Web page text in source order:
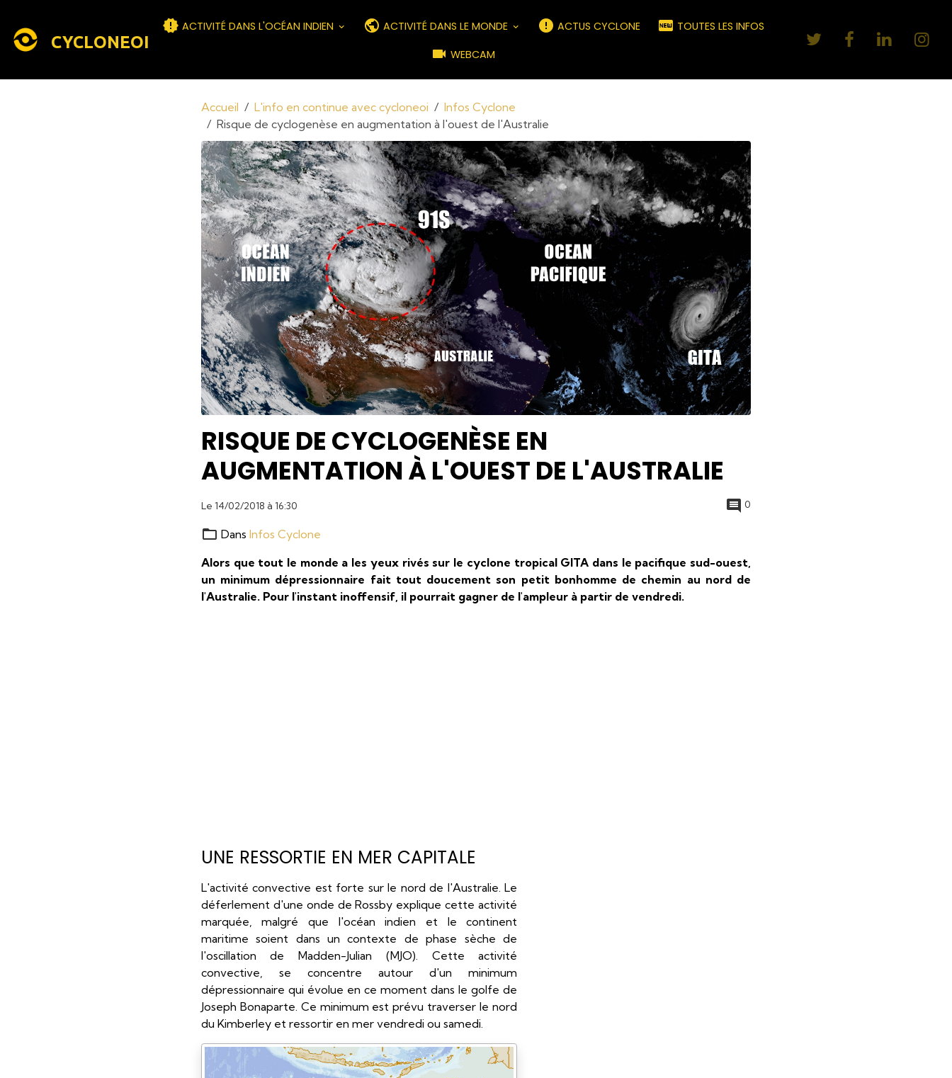
CYCLONEOI
ACTIVITÉ DANS L'OCÉAN INDIEN ACTIVITÉ DANS LE MONDE ACTUS CYCLONE
TOUTES LES INFOS
WEBCAM
Accueil L'info en continue avec cycloneoi
Infos Cyclone
Risque de cyclogenèse en augmentation à l'ouest de l'Australie
RISQUE DE CYCLOGENÈSE EN
AUGMENTATION À L'OUEST DE L'AUSTRALIE
Le 14/02/2018 à 16:30 0
Dans Infos Cyclone
Alors que tout le monde a les yeux rivés sur le cyclone tropical GITA dans le pacifique sud-ouest,
un minimum dépressionnaire fait tout doucement son petit bonhomme de chemin au nord de
l'Australie. Pour l'instant inoffensif, il pourrait gagner de l'ampleur à partir de vendredi.
UNE RESSORTIE EN MER CAPITALE
L'activité convective est forte sur le nord de l'Australie. Le
déferlement d'une onde de Rossby explique cette activité
marquée, malgré que l'océan indien et le continent
maritime soient dans un contexte de phase sèche de
l'oscillation de Madden-Julian (MJO). Cette activité
convective, se concentre autour d'un minimum
dépressionnaire qui évolue en ce moment dans le golfe de
Joseph Bonaparte. Ce minimum est prévu traverser le nord
du Kimberley et ressortir en mer vendredi ou samedi.